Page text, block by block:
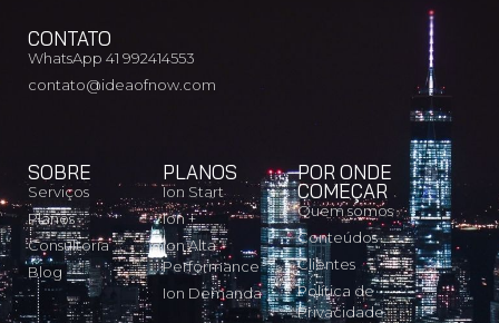
CONTATO
WhatsApp 41 992414553
contato@ideaofnow.com
SOBRE
Serviços
Planos
Consultoria
Blog
PLANOS
Ion Start
Ion +
Ion Alta
Performance
Ion Demanda
POR ONDE
COMEÇAR
Quem somos
Conteúdos
Clientes
Política de
Privacidade